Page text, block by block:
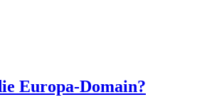
Europa-Domain?